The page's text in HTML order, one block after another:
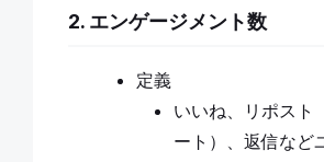
2. エンゲージメント数
定義
いいね、リポスト
ート）、返信など